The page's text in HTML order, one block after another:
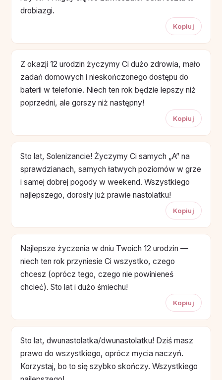
drobiazgi.
Kopiuj
Z okazji 12 urodzin życzymy Ci dużo zdrowia, mało
zadań domowych i nieskończonego dostępu do
baterii w telefonie. Niech ten rok będzie lepszy niż
poprzedni, ale gorszy niż następny!
Kopiuj
Sto lat, Solenizancie! Życzymy Ci samych „A” na
sprawdzianach, samych łatwych poziomów w grze
i samej dobrej pogody w weekend. Wszystkiego
najlepszego, dorosły już prawie nastolatku!
Kopiuj
Najlepsze życzenia w dniu Twoich 12 urodzin —
niech ten rok przyniesie Ci wszystko, czego
chcesz (oprócz tego, czego nie powinieneś
chcieć). Sto lat i dużo śmiechu!
Kopiuj
Sto lat, dwunastolatka/dwunastolatku! Dziś masz
prawo do wszystkiego, oprócz mycia naczyń.
Korzystaj, bo to się szybko skończy. Wszystkiego